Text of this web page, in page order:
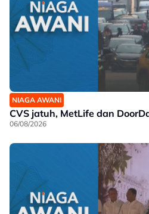
NIAGA AWANI
CVS jatuh, MetLife dan
06/08/2026